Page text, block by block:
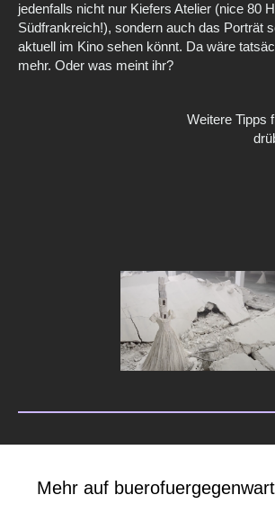
jedenfalls nicht nur Kiefers Atelier (nice 80
Südfrankreich!), sondern auch das Porträt
aktuell im Kino sehen könnt. Da wäre
mehr. Oder was meint ihr?
Weitere Tipps
d
Mehr auf